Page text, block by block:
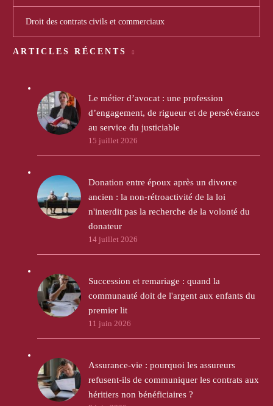
Droit des contrats civils et commerciaux
ARTICLES RÉCENTS
Le métier d’avocat : une profession
d’engagement, de rigueur et de persévérance
au service du justiciable
15 juillet 2026
Donation entre époux après un divorce
ancien : la non-rétroactivité de la loi
n'interdit pas la recherche de la volonté du
donateur
14 juillet 2026
Succession et remariage : quand la
communauté doit de l'argent aux enfants du
premier lit
11 juin 2026
Assurance-vie : pourquoi les assureurs
refusent-ils de communiquer les contrats aux
héritiers non bénéficiaires ?